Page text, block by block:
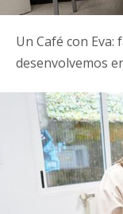
Un Café con
desenvolvemos